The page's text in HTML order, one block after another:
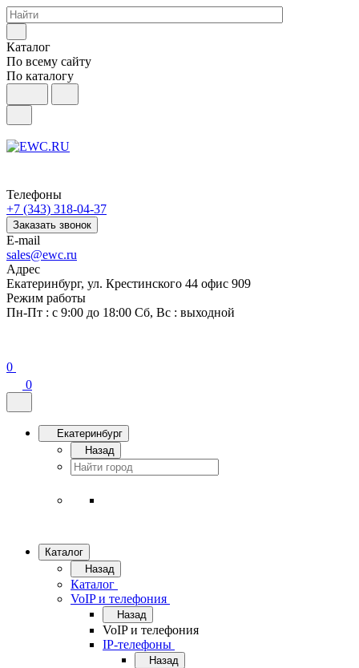
Каталог
По всему сайту
По каталогу
Телефоны
+7 (343) 318-04-37
Заказать звонок
E-mail
sales@ewc.ru
Адрес
Екатеринбург, ул. Крестинского 44 офис 909
Режим работы
Пн-Пт : с 9:00 до 18:00 Сб, Вс : выходной
0
0
Екатеринбург
Назад
Каталог
Назад
Каталог
VoIP и телефония
Назад
VoIP и телефония
IP-телефоны
Назад